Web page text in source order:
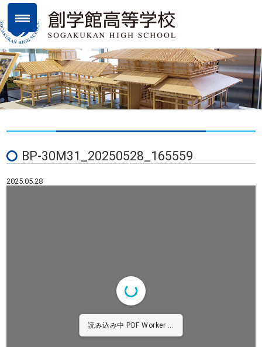
BP-30M31_20250528_165559
2025.05.28
読み込み中 PDF Worker ...